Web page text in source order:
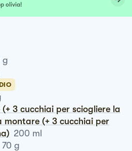
olivia!
g
(+ 3 cucchiai per
200 ml
70 g